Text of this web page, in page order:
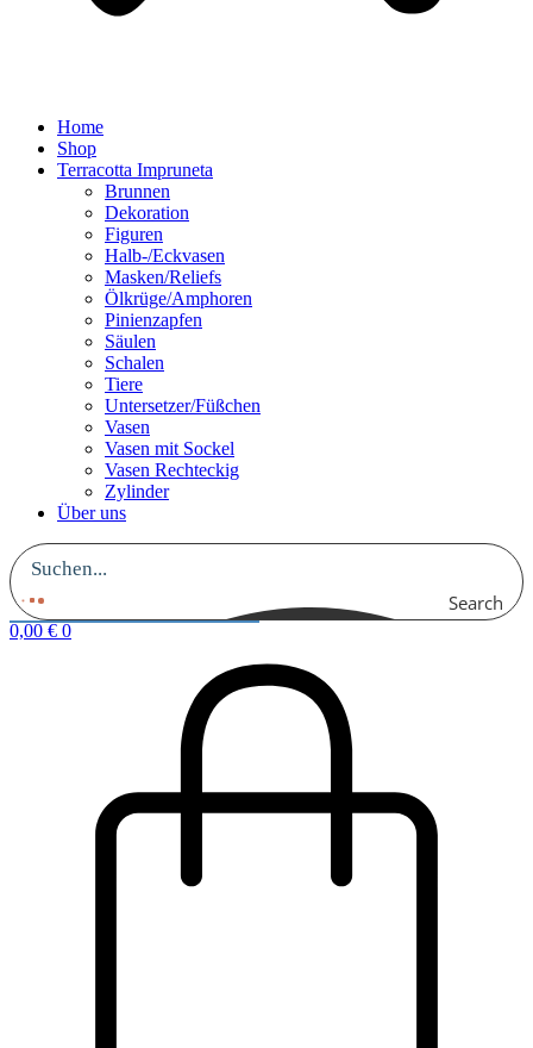
Home
Shop
Terracotta Impruneta
Brunnen
Dekoration
Figuren
Halb-/Eckvasen
Masken/Reliefs
Ölkrüge/Amphoren
Pinienzapfen
Säulen
Schalen
Tiere
Untersetzer/Füßchen
Vasen
Vasen mit Sockel
Vasen Rechteckig
Zylinder
Über uns
Search
0,00 € 0